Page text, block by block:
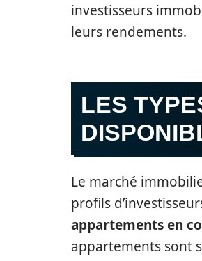
investisseurs
leurs rendements.
LES
Le marché
profils
appartements en
appartements sont